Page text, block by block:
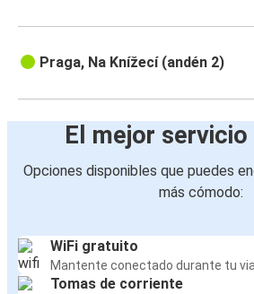
Praga, Na Knížecí (andén 2)
El mejor
Opciones disponibles que puedes
más cómodo:
WiFi gratuito
Mantente conectado durante tu
Tomas de corriente